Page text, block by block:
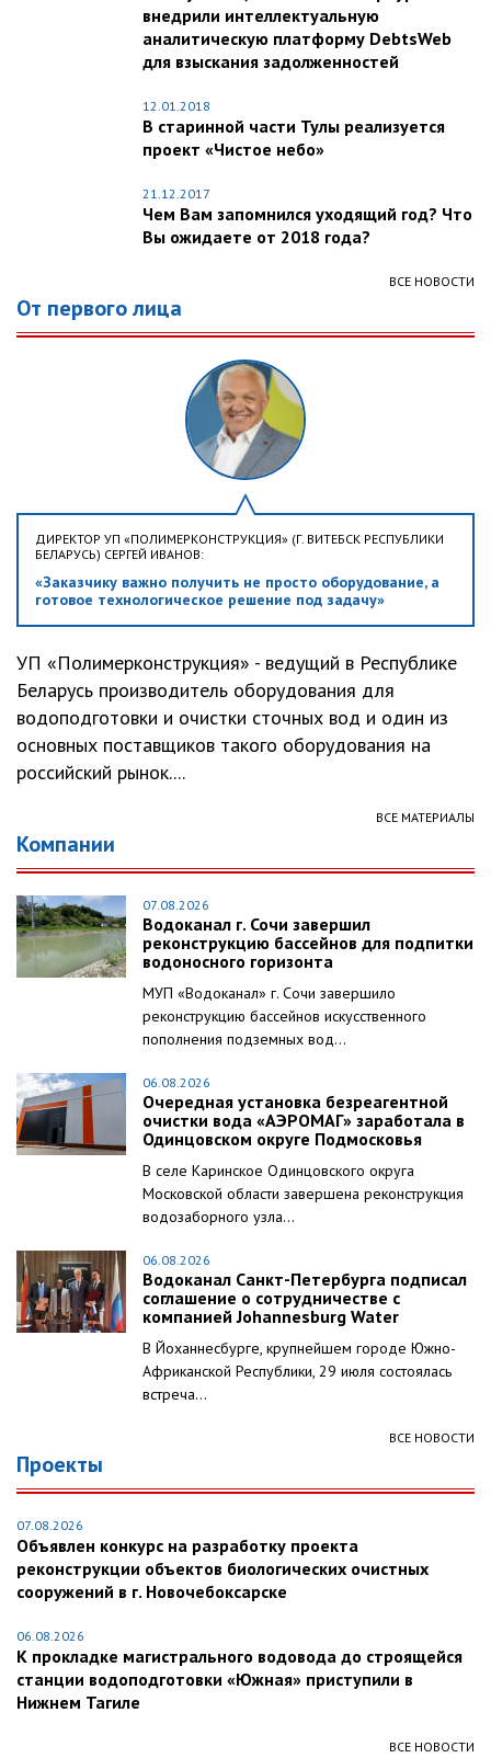
внедрили интеллектуальную
аналитическую платформу DebtsWeb
для взыскания задолженностей
12.01.2018
В старинной части Тулы реализуется
проект «Чистое небо»
21.12.2017
Чем Вам запомнился уходящий год? Что
Вы ожидаете от 2018 года?
ВСЕ НОВОСТИ
От первого лица
ДИРЕКТОР УП «ПОЛИМЕРКОНСТРУКЦИЯ» (Г. ВИТЕБСК РЕСПУБЛИКИ
БЕЛАРУСЬ) СЕРГЕЙ ИВАНОВ:
«Заказчику важно получить не просто оборудование, а
готовое технологическое решение под задачу»
УП «Полимерконструкция» - ведущий в Республике
Беларусь производитель оборудования для
водоподготовки и очистки сточных вод и один из
основных поставщиков такого оборудования на
российский рынок....
ВСЕ МАТЕРИАЛЫ
Компании
07.08.2026
Водоканал г. Сочи завершил
реконструкцию бассейнов для подпитки
водоносного горизонта
МУП «Водоканал» г. Сочи завершило
реконструкцию бассейнов искусственного
пополнения подземных вод...
06.08.2026
Очередная установка безреагентной
очистки вода «АЭРОМАГ» заработала в
Одинцовском округе Подмосковья
В селе Каринское Одинцовского округа
Московской области завершена реконструкция
водозаборного узла...
06.08.2026
Водоканал Санкт-Петербурга подписал
соглашение о сотрудничестве с
компанией Johannesburg Water
В Йоханнесбурге, крупнейшем городе Южно-
Африканской Республики, 29 июля состоялась
встреча...
ВСЕ НОВОСТИ
Проекты
07.08.2026
Объявлен конкурс на разработку проекта
реконструкции объектов биологических очистных
сооружений в г. Новочебоксарске
06.08.2026
К прокладке магистрального водовода до строящейся
станции водоподготовки «Южная» приступили в
Нижнем Тагиле
ВСЕ НОВОСТИ